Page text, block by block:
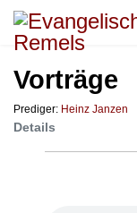
Vorträge
Prediger: Heinz Janzen
Details